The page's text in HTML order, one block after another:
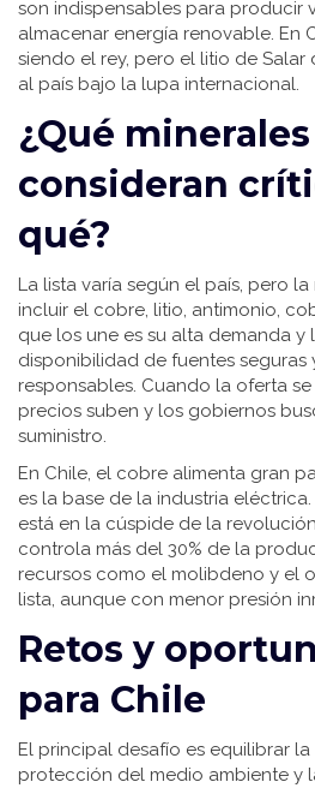
son indispensables para producir
almacenar energía renovable. En
siendo el rey, pero el litio de Salar
al país bajo la lupa internacional.
¿Qué
consideran
qué?
La lista varía según el país, pero
incluir el cobre, litio, antimonio,
que los une es su alta demanda y
disponibilidad de fuentes seguras
responsables. Cuando la oferta
precios suben y los gobiernos
suministro.
En Chile, el cobre alimenta gran
es la base de la industria
está en la cúspide de la
controla más del 30% de la
recursos como el molibdeno y el
lista, aunque con menor presión
Retos y
para Chile
El principal desafío es equilibrar
protección del medio ambiente y